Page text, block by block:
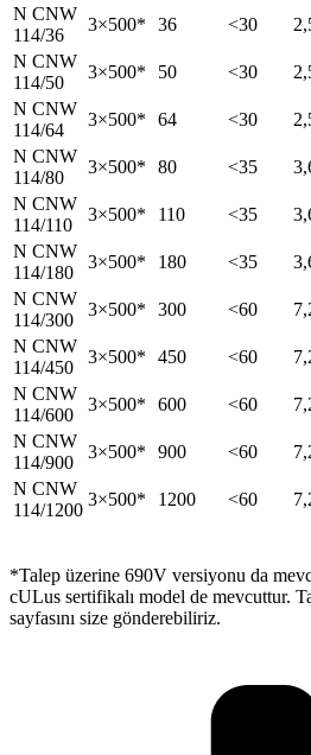
N CNW
114/36
3×500* 36 <30
N CNW
114/50
3×500* 50 <30
N CNW
114/64
3×500* 64 <30
N CNW
114/80
3×500* 80 <35
N CNW
114/110
3×500* 110 <35
N CNW
114/180
3×500* 180 <35
N CNW
114/300
3×500* 300 <60
N CNW
114/450
3×500* 450 <60
N CNW
114/600
3×500* 600 <60
N CNW
114/900
3×500* 900 <60
N CNW
114/1200
3×500* 1200 <60
*Talep üzerine 690V versiyonu da
cULus sertifikalı model de mevcuttur.
sayfasını size gönderebiliriz.